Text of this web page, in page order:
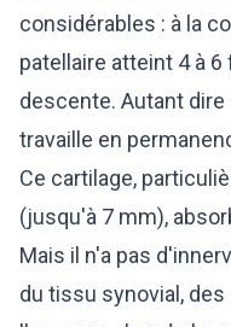
considérables : à la
patellaire atteint 4 à
descente. Autant
travaille en
Ce cartilage,
(jusqu'à 7 mm),
Mais il n'a pas
du tissu synovial,